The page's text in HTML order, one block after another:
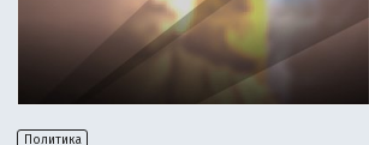
Политика